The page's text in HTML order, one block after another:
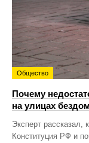
Общество
Почему
на улицах
Эксперт
Конституция РФ и